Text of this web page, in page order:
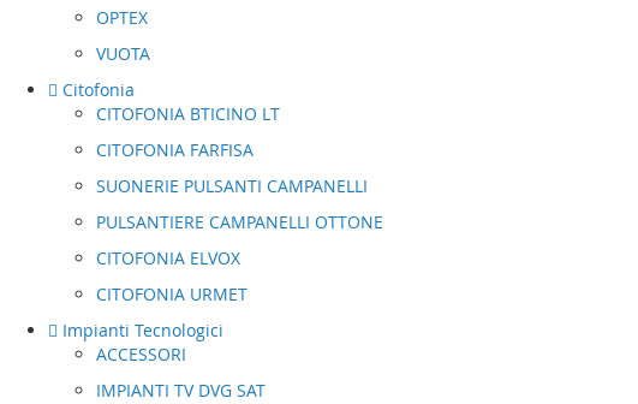
OPTEX
VUOTA
Citofonia
CITOFONIA BTICINO LT
CITOFONIA FARFISA
SUONERIE PULSANTI CAMPANELLI
PULSANTIERE CAMPANELLI OTTONE
CITOFONIA ELVOX
CITOFONIA URMET
Impianti Tecnologici
ACCESSORI
IMPIANTI TV DVG SAT